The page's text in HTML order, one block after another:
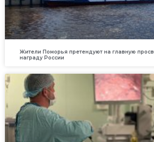
Жители Поморья претендуют на главную
награду России